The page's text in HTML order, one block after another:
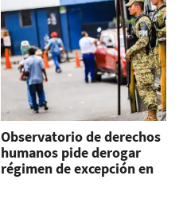
Observatorio de derechos
humanos pide derogar
régimen de excepción en